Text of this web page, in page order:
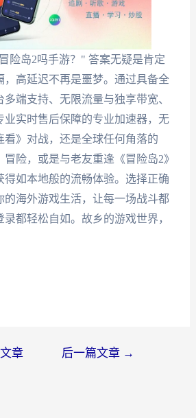
险岛2吗手游？" 答案无疑是肯定
，高延迟不再是噩梦。通过具备全
端支持、无限流量与独享带宽、
业实时售后保障的专业加速器，无
看》对战，还是全球任何角落的
冒险，或是与老友重逢《冒险岛2》
得如本地般的流畅体验。选择正确
的海外游戏生活，让每一场战斗都
都轻松自如。故乡的游戏世界，
章 后一篇文章 →